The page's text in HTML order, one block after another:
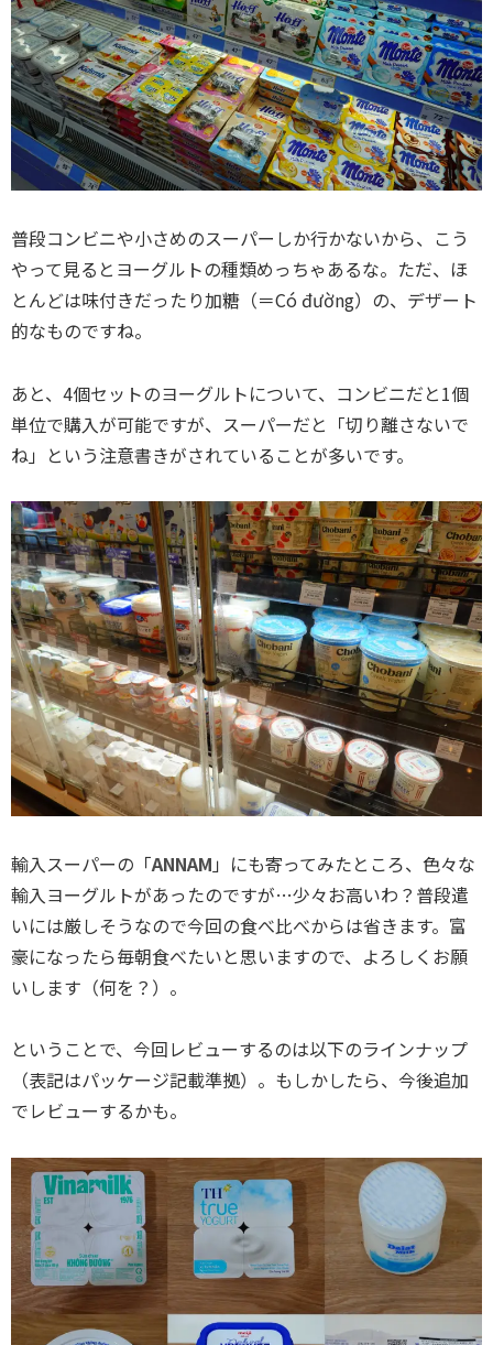
普段コンビニや小さめのスーパーしか行かないから、こう
やって見るとヨーグルトの種類めっちゃあるな。ただ、ほ
とんどは味付きだったり加糖（＝Có đường）の、デザート
的なものですね。
あと、4個セットのヨーグルトについて、コンビニだと1個
単位で購入が可能ですが、スーパーだと「切り離さないで
ね」という注意書きがされていることが多いです。
輸入スーパーの「ANNAM 」にも寄ってみたところ、色々な
輸入ヨーグルトがあったのですが…少々お高いわ？普段遣
いには厳しそうなので今回の食べ比べからは省きます。富
豪になったら毎朝食べたいと思いますので、よろしくお願
いします（何を？）。
ということで、今回レビューするのは以下のラインナップ
（表記はパッケージ記載準拠）。もしかしたら、今後追加
でレビューするかも。